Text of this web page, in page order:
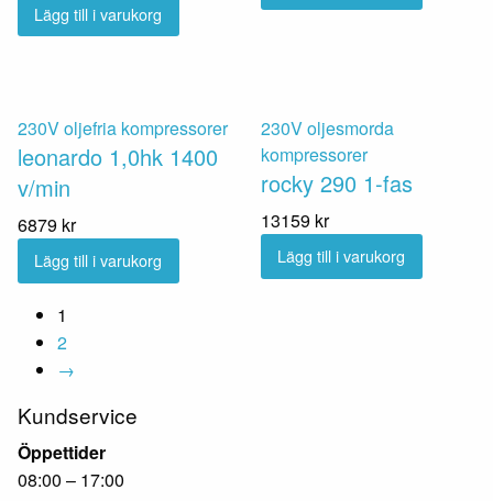
Lägg till i varukorg
230V oljefria kompressorer
leonardo 1,0hk 1400
v/min
6879 kr
Lägg till i varukorg
230V oljesmorda
kompressorer
rocky 290 1-fas
13159 kr
Lägg till i varukorg
1
2
→
Kundservice
Öppettider
08:00 – 17:00